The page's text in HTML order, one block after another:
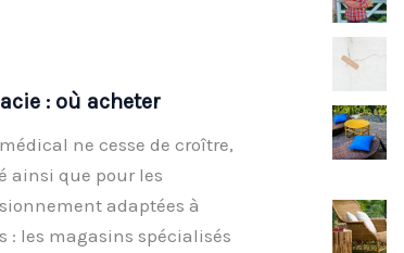
: où acheter
ne cesse de croître,
ainsi que pour les
adaptées à
: les magasins spécialisés
r